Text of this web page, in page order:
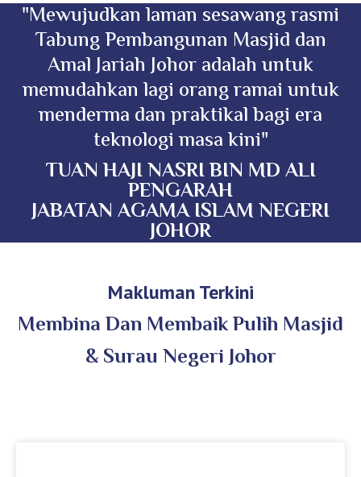
"Mewujudkan laman sesawang rasmi
Tabung Pembangunan Masjid dan
Amal Jariah Johor adalah untuk
memudahkan lagi orang ramai untuk
menderma dan praktikal bagi era
teknologi masa kini"
TUAN HAJI NASRI BIN MD ALI
PENGARAH
JABATAN AGAMA ISLAM NEGERI
JOHOR
Makluman Terkini
Membina Dan Membaik Pulih Masjid
& Surau Negeri Johor